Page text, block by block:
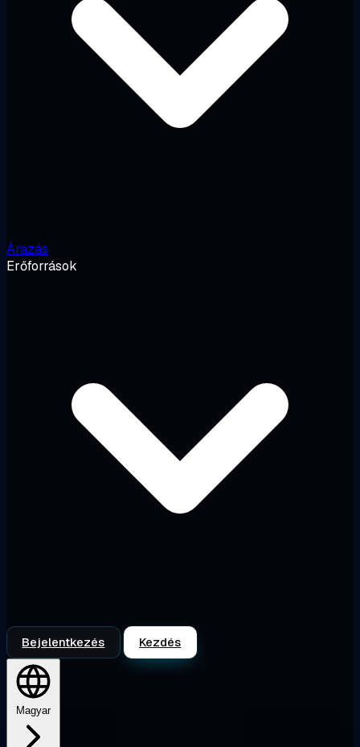
Árazás
Erőforrások
Bejelentkezés Kezdés
Magyar